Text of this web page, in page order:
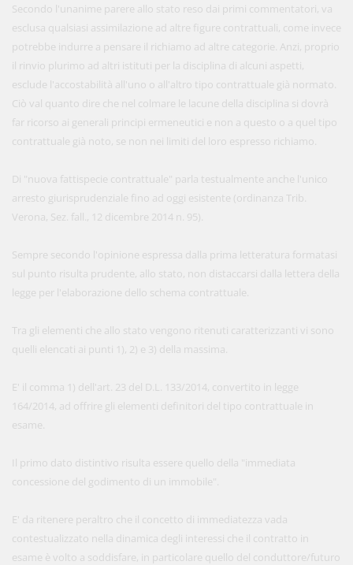
Secondo l'unanime parere allo stato reso dai primi commentatori, va
esclusa qualsiasi assimilazione ad altre figure contrattuali, come invece
potrebbe indurre a pensare il richiamo ad altre categorie. Anzi, proprio
il rinvio plurimo ad altri istituti per la disciplina di alcuni aspetti,
esclude l'accostabilità all'uno o all'altro tipo contrattuale già normato.
Ciò val quanto dire che nel colmare le lacune della disciplina si dovrà
far ricorso ai generali principi ermeneutici e non a questo o a quel tipo
contrattuale già noto, se non nei limiti del loro espresso richiamo.
Di "nuova fattispecie contrattuale" parla testualmente anche l'unico
arresto giurisprudenziale fino ad oggi esistente (ordinanza Trib.
Verona, Sez. fall., 12 dicembre 2014 n. 95).
Sempre secondo l'opinione espressa dalla prima letteratura formatasi
sul punto risulta prudente, allo stato, non distaccarsi dalla lettera della
legge per l'elaborazione dello schema contrattuale.
Tra gli elementi che allo stato vengono ritenuti caratterizzanti vi sono
quelli elencati ai punti 1), 2) e 3) della massima.
E' il comma 1) dell'art. 23 del D.L. 133/2014, convertito in legge
164/2014, ad offrire gli elementi definitori del tipo contrattuale in
esame.
Il primo dato distintivo risulta essere quello della "immediata
concessione del godimento di un immobile".
E' da ritenere peraltro che il concetto di immediatezza vada
contestualizzato nella dinamica degli interessi che il contratto in
esame è volto a soddisfare, in particolare quello del conduttore/futuro